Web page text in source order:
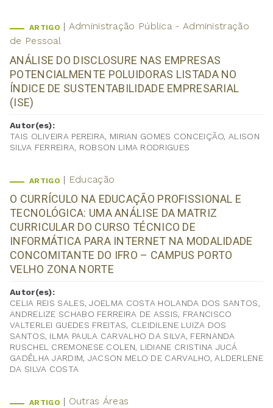
ARTIGO
Administração Pública - Administração
de Pessoal
ANÁLISE DO DISCLOSURE NAS EMPRESAS
POTENCIALMENTE POLUIDORAS LISTADA NO
ÍNDICE DE SUSTENTABILIDADE EMPRESARIAL
(ISE)
Autor(es):
TAIS OLIVEIRA PEREIRA, MIRIAN GOMES CONCEIÇÃO, ALISON
SILVA FERREIRA, ROBSON LIMA RODRIGUES
ARTIGO Educação
O CURRÍCULO NA EDUCAÇÃO PROFISSIONAL E
TECNOLÓGICA: UMA ANÁLISE DA MATRIZ
CURRICULAR DO CURSO TÉCNICO DE
INFORMÁTICA PARA INTERNET NA MODALIDADE
CONCOMITANTE DO IFRO – CAMPUS PORTO
VELHO ZONA NORTE
Autor(es):
CELIA REIS SALES, JOELMA COSTA HOLANDA DOS SANTOS,
ANDRELIZE SCHABO FERREIRA DE ASSIS, FRANCISCO
VALTERLEI GUEDES FREITAS, CLEIDILENE LUIZA DOS
SANTOS, ILMA PAULA CARVALHO DA SILVA, FERNANDA
RUSCHEL CREMONESE COLEN, LIDIANE CRISTINA JUCÁ
GADÊLHA JARDIM, JACSON MELO DE CARVALHO, ALDERLENE
DA SILVA COSTA
ARTIGO Outras Áreas